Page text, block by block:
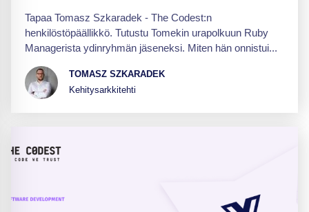
Tapaa Tomasz Szkaradek - The Codest:n
henkilöstöpäällikkö. Tutustu Tomekin urapolkuun Ruby
Managerista ydinryhmän jäseneksi. Miten hän onnistui...
TOMASZ SZKARADEK
Kehitysarkkitehti